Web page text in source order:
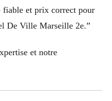
fiable et prix correct pour
De Ville Marseille 2e.”
et notre